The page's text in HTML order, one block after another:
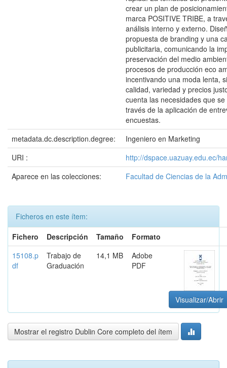
crear un plan de
marca POSITIVE TRIBE, a
análisis interno y externo.
propuesta de branding y una
publicitaria, comunicando la
preservación del medio
procesos de producción eco
incentivando una moda lenta,
calidad, variedad y precios
cuenta las necesidades que
través de la aplicación de
encuestas.
metadata.dc.description.degree:
Ingeniero en Marketing
URI :
http://dspace.uazuay.edu.ec/
Aparece en las colecciones:
Facultad de Ciencias de la
Ficheros en este ítem:
Fichero
Descripción Tamaño
Formato
15108.p
df
Trabajo de
Graduación
14,1 MB
Adobe
PDF
Visualizar/Abrir
Mostrar el registro Dublin Core completo del ítem